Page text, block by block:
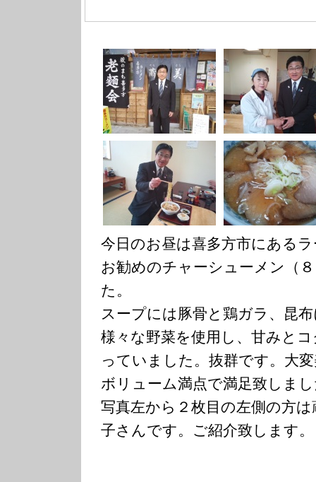
今日のお昼は喜多方市にある
お勧めのチャーシューメン（
た。
スープには豚骨と鶏ガラ、昆
様々な野菜を使用し、甘みと
っていました。抜群です。大
ボリューム満点で満足致しま
写真左から２枚目の左側の方
子さんです。ご紹介致します。